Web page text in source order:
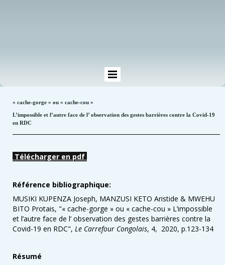
« cache-gorge » ou « cache-cou »
L’impossible et l’autre face de l’ observation des gestes barrières contre la Covid-19
en RDC
Télécharger en pdf
Référence bibliographique:
MUSIKI KUPENZA Joseph, MANZUSI KETO Aristide & MWEHU
BITO Protais, "« cache-gorge » ou « cache-cou » L’impossible
et l’autre face de l’ observation des gestes barrières contre la
Covid-19 en RDC", Le Carrefour Congolais, 4, 2020, p.123-134
Résumé